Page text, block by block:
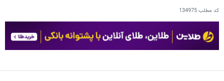
کد مطلب134975